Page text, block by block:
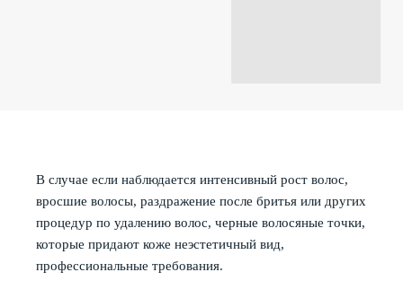
В случае если наблюдается интенсивный рост волос,
вросшие волосы, раздражение после бритья или других
процедур по удалению волос, черные волосяные точки,
которые придают коже неэстетичный вид,
профессиональные требования.